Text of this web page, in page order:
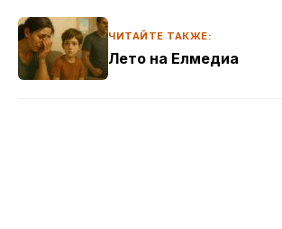
ЧИТАЙТЕ ТАКЖЕ:
Лето на Елмедиа